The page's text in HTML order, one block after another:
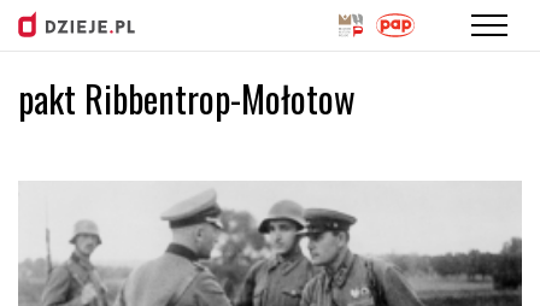
Przejdź
do
pakt Ribbentrop-Mołotow